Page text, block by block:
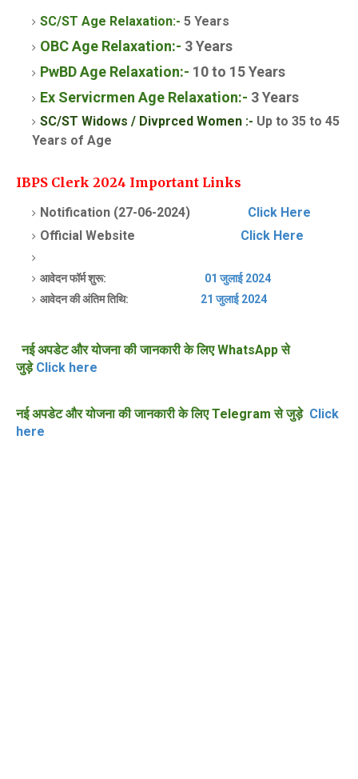
SC/ST Age Relaxation:- 5 Years
OBC Age Relaxation:- 3 Years
PwBD Age Relaxation:- 10 to 15 Years
Ex Servicrmen Age Relaxation:- 3 Years
SC/ST Widows / Divprced Women :- Up to 35 to 45
Years of Age
IBPS Clerk 2024 Important Links
Notification (27-06-2024) Click Here
Official Website Click Here
आवेदन फॉर्म शुरू: 01 जुलाई 2024
आवेदन की अंतिम तिथि: 21 जुलाई 2024
नई अपडेट और योजना की जानकारी के लिए WhatsApp से
जुड़ेClick here
नई अपडेट और योजना की जानकारी के लिए Telegram से जुड़ेClick
here